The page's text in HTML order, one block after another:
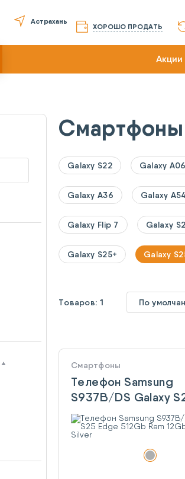
Астрахань
ХОРОШО ПРОДАТЬ
Акции
Смартфоны
Galaxy S22 Galaxy A06
Galaxy A36 Galaxy
Galaxy Flip 7 Galaxy
Galaxy S25+ Galaxy
Товаров: 1 По
Смартфоны
Телефон Samsung
S937B/DS Galaxy
Edge 512Gb Ram
Titanium Silver